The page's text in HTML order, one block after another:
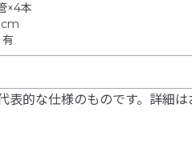
×4本
有
表的な仕様のものです。詳細は